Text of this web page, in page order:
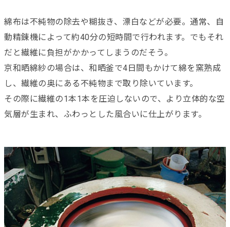
綿布は不純物の除去や糊抜き、漂白などが必要。通常、自
動精錬機によって約40分の短時間で行われます。でもそれ
だと繊維に負担がかかってしまうのだそう。
京和晒綿紗の場合は、和晒釜で4日間もかけて綿を窯熟成
し、繊維の奥にある不純物まで取り除いています。
その際に繊維の1本1本を圧迫しないので、より立体的な空
気層が生まれ、ふわっとした風合いに仕上がります。